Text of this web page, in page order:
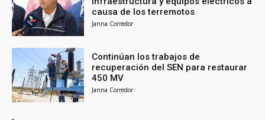
causa de los terremotos
Janna Corredor
Continúan los trabajos de
recuperación del SEN para restaurar
450 MV
Janna Corredor